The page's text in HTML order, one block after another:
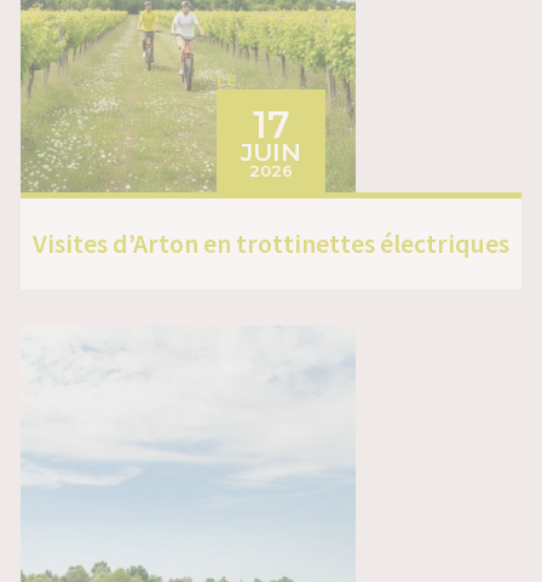
LE
17
JUIN
2026
Visites d’Arton en trottinettes électriques